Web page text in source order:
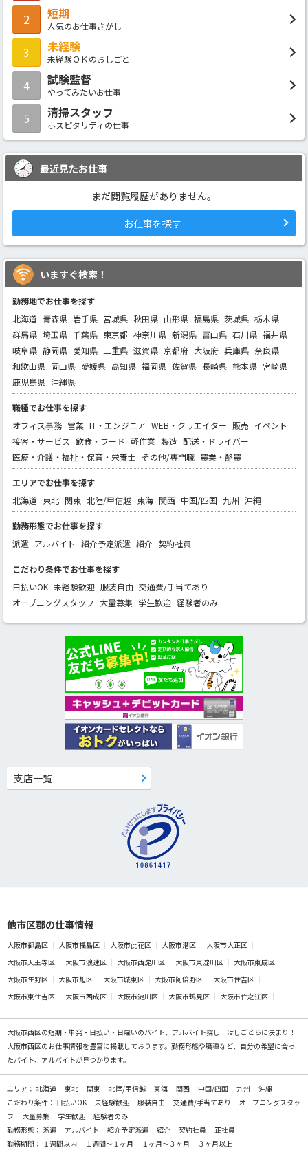
2 短期
人気のお仕事さがし
3 未経験
未経験ＯＫのおしごと
4 試験監督
やってみたいお仕事
5 清掃スタッフ
ホスピタリティの仕事
最近見たお仕事
まだ閲覧履歴がありません。
お仕事を探す
いますぐ検索！
勤務地でお仕事を探す
北海道 青森県 岩手県 宮城県 秋田県 山形県 福島県 茨城県 栃木県
群馬県 埼玉県 千葉県 東京都 神奈川県 新潟県 富山県 石川県 福井県
岐阜県 静岡県 愛知県 三重県 滋賀県 京都府 大阪府 兵庫県 奈良県
和歌山県 岡山県 愛媛県 高知県 福岡県 佐賀県 長崎県 熊本県 宮崎県
鹿児島県 沖縄県
職種でお仕事を探す
オフィス事務 営業 IT・エンジニア WEB・クリエイター 販売 イベント
接客・サービス 飲食・フード 軽作業 製造 配送・ドライバー
医療・介護・福祉・保育・栄養士 その他/専門職 農業・酪農
エリアでお仕事を探す
北海道 東北 関東 北陸/甲信越 東海 関西 中国/四国 九州 沖縄
勤務形態でお仕事を探す
派遣 アルバイト 紹介予定派遣 紹介 契約社員
こだわり条件でお仕事を探す
日払いOK 未経験歓迎 服装自由 交通費/手当てあり
オープニングスタッフ 大量募集 学生歓迎 経験者のみ
支店一覧
他市区郡の仕事情報
大阪市都島区 大阪市福島区 大阪市此花区 大阪市港区
大阪市大正区
大阪市天王寺区
大阪市浪速区 大阪市西淀川区 大阪市東淀川区
大阪市東成区
大阪市生野区
大阪市旭区 大阪市城東区 大阪市阿倍野区
大阪市住吉区
大阪市東住吉区
大阪市西成区 大阪市淀川区 大阪市鶴見区 大阪市住之江区
大阪市西区の短期・単発・日払い・日雇いのバイト、アルバイト探し
はしごとらに決まり！
大阪市西区のお仕事情報を豊富に掲載しております。勤務形態や職種など、自分の希望に合っ
たバイト、アルバイトが見つかります。
エリア： 北海道 東北 関東 北陸/甲信越 東海 関西 中国/四国 九州
沖縄
こだわり条件： 日払いOK 未経験歓迎 服装自由 交通費/手当てあり
オープニングスタッ
フ
大量募集 学生歓迎
経験者のみ
勤務形態： 派遣 アルバイト 紹介予定派遣 紹介 契約社員
正社員
勤務期間： １週間以内 １週間～１ヶ月 １ヶ月～３ヶ月 ３ヶ月以上